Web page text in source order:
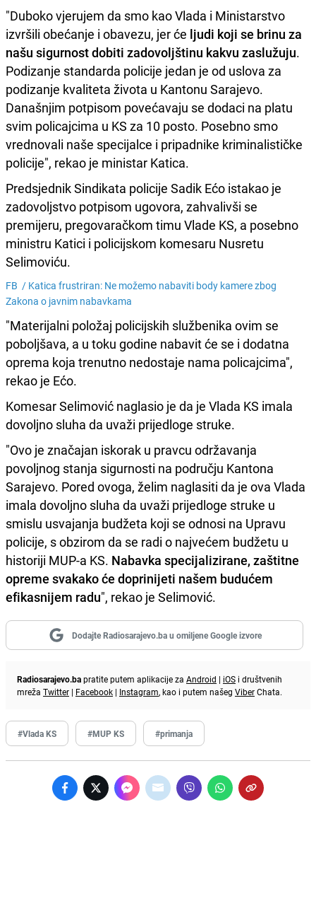
"Duboko vjerujem da smo kao Vlada i Ministarstvo
izvršili obećanje i obavezu, jer će ljudi koji se brinu za
našu sigurnost dobiti zadovoljštinu kakvu zaslužuju.
Podizanje standarda policije jedan je od uslova za
podizanje kvaliteta života u Kantonu Sarajevo.
Današnjim potpisom povećavaju se dodaci na platu
svim policajcima u KS za 10 posto. Posebno smo
vrednovali naše specijalce i pripadnike kriminalističke
policije", rekao je ministar Katica.
Predsjednik Sindikata policije Sadik Ećo istakao je
zadovoljstvo potpisom ugovora, zahvalivši se
premijeru, pregovaračkom timu Vlade KS, a posebno
ministru Katici i policijskom komesaru Nusretu
Selimoviću.
FB / Katica frustriran: Ne možemo nabaviti body kamere zbog
Zakona o javnim nabavkama
"Materijalni položaj policijskih službenika ovim se
poboljšava, a u toku godine nabavit će se i dodatna
oprema koja trenutno nedostaje nama policajcima",
rekao je Ećo.
Komesar Selimović naglasio je da je Vlada KS imala
dovoljno sluha da uvaži prijedloge struke.
"Ovo je značajan iskorak u pravcu održavanja
povoljnog stanja sigurnosti na području Kantona
Sarajevo. Pored ovoga, želim naglasiti da je ova Vlada
imala dovoljno sluha da uvaži prijedloge struke u
smislu usvajanja budžeta koji se odnosi na Upravu
policije, s obzirom da se radi o najvećem budžetu u
historiji MUP-a KS. Nabavka specijalizirane, zaštitne
opreme svakako će doprinijeti našem budućem
efikasnijem radu", rekao je Selimović.
Dodajte Radiosarajevo.ba u omiljene Google izvore
Radiosarajevo.bapratite putem aplikacije za Android | iOS i društvenih
mreža Twitter | Facebook | Instagram, kao i putem našeg ViberChata.
#Vlada KS #MUP KS #primanja